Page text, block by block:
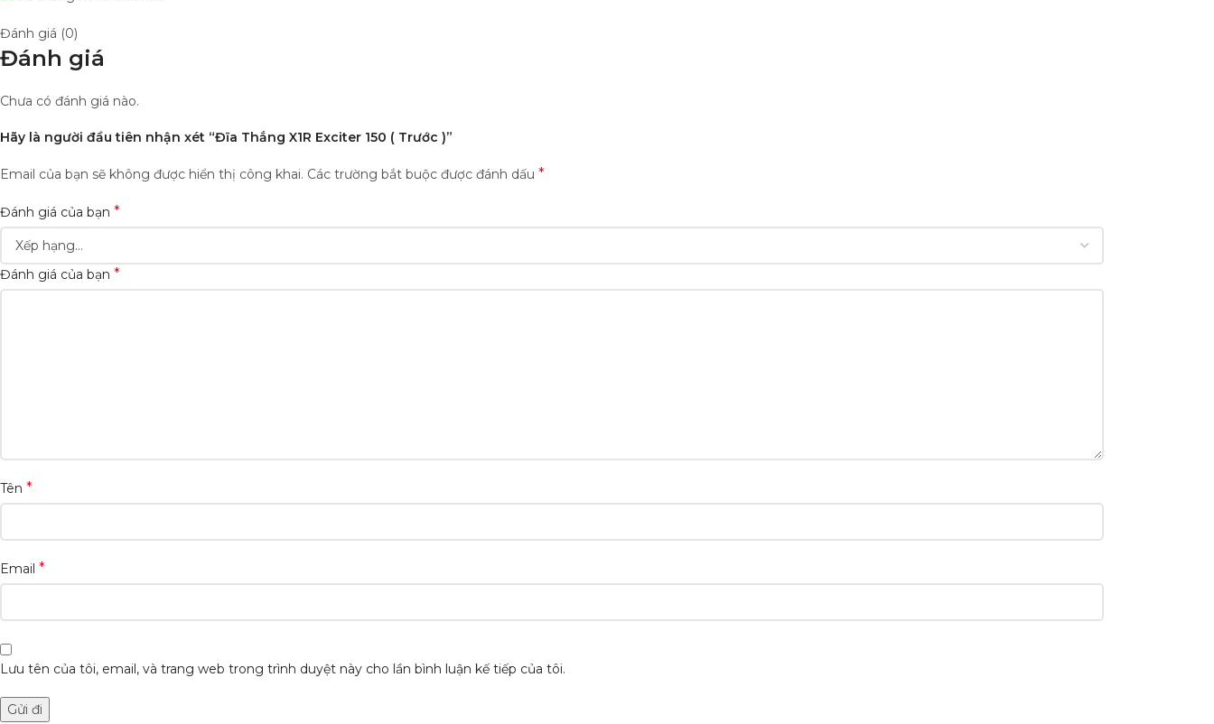
Đánh giá (0)
Đánh giá
Chưa có đánh giá nào.
Hãy là người đầu tiên nhận xét “Đĩa Thắng X1R Exciter 150 ( Trước )”
Email của bạn sẽ không được hiển thị công khai. Các trường bắt buộc được đánh dấu *
Đánh giá của bạn *
Đánh giá của bạn *
Tên *
Email *
Lưu tên của tôi, email, và trang web trong trình duyệt này cho lần bình luận kế tiếp của tôi.